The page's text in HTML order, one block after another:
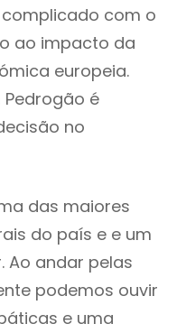
com o
ao impacto da
europeia.
é
no
das maiores
do país e e um
Ao andar pelas
podemos ouvir
e uma